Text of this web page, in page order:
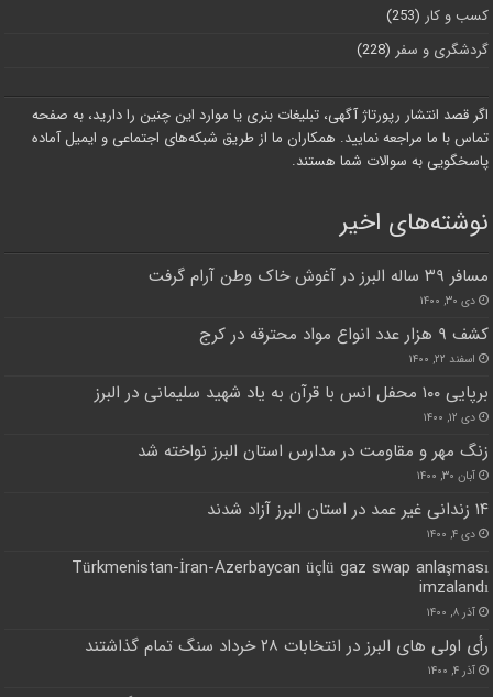
کسب و کار (253)
گردشگری و سفر (228)
اگر قصد انتشار رپورتاژ آگهی، تبلیغات بنری یا موارد این چنین را دارید، به صفحه
تماس با ما مراجعه نمایید. همکاران ما از طریق شبکه‌های اجتماعی و ایمیل آماده
پاسخگویی به سوالات شما هستند.
نوشته‌های اخیر
مسافر ۳۹ ساله البرز در آغوش خاک وطن آرام گرفت
دی ۳۰, ۱۴۰۰
کشف ۹ هزار عدد انواع مواد محترقه در کرج
اسفند ۲۲, ۱۴۰۰
برپایی ۱۰۰ محفل انس با قرآن به یاد شهید سلیمانی در البرز
دی ۱۲, ۱۴۰۰
زنگ مهر و مقاومت در مدارس استان البرز نواخته شد
آبان ۳۰, ۱۴۰۰
۱۴ زندانی غیر عمد در استان البرز آزاد شدند
دی ۴, ۱۴۰۰
Türkmenistan-İran-Azerbaycan üçlü gaz swap anlaşması
imzalandı
آذر ۸, ۱۴۰۰
رأی اولی های البرز در انتخابات ۲۸ خرداد سنگ تمام گذاشتند
آذر ۴, ۱۴۰۰